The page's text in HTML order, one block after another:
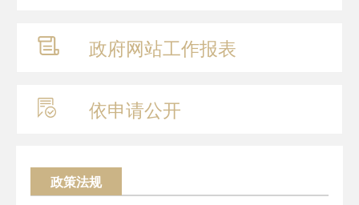
政府网站工作报表
依申请公开
政策法规